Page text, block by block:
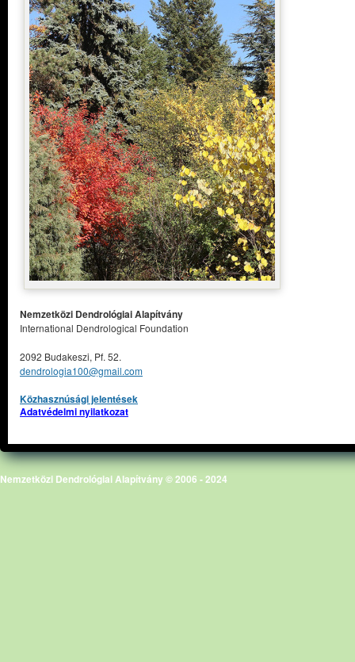
Nemzetközi Dendrológiai Alapítvány
International Dendrological Foundation
2092 Budakeszi, Pf. 52.
dendrologia100@gmail.com
Közhasznúsági jelentések
Adatvédelmi nyilatkozat
Nemzetközi Dendrológiai Alapítvány © 2006 - 2024